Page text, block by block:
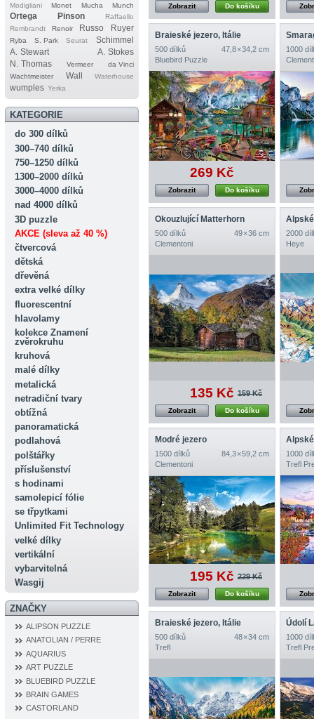
Modigliani Monet Mucha Munch
Ortega Pinson
Raffaello
Rembrandt
Renoir Russo Ruyer
Ryba S. Park Seurat
Schimmel
A. Stewart
A. Stokes
N. Thomas
Vermeer
da Vinci
Wachtmeister
Wall Waterhouse
wumples Yerka
KATEGORIE
do 300 dílků
300–740 dílků
750–1250 dílků
1300–2000 dílků
3000–4000 dílků
nad 4000 dílků
3D puzzle
AKCE (sleva až 40 %)
čtvercová
dětská
dřevěná
extra velké dílky
fluorescentní
hlavolamy
kolekce Znamení
zvěrokruhu
kruhová
malé dílky
metalická
netradiční tvary
obtížná
panoramatická
podlahová
polštářky
příslušenství
s hodinami
samolepicí fólie
se třpytkami
Unlimited Fit Technology
velké dílky
vertikální
vybarvitelná
Wasgij
ZNAČKY
ALIPSON PUZZLE
ANATOLIAN / PERRE
AQUARIUS
ART PUZZLE
BLUEBIRD PUZZLE
BRAIN GAMES
CASTORLAND
Do košíku
Zobrazit
Braieské jezero, Itálie
500 dílků
47,8 × 34,2 cm
Bluebird Puzzle
269 Kč
Do košíku
Zobrazit
1000
Okouzlující Matterhorn
500 dílků
49 × 36 cm
Clementoni
135 Kč 159 Kč
Do košíku
Zobrazit
2000
Heye
Modré jezero
1500 dílků
84,3 × 59,2 cm
Clementoni
195 Kč 229 Kč
Do košíku
Zobrazit
1000
Trefl
Braieské jezero, Itálie
500 dílků
48 × 34 cm
Trefl
1000
Trefl